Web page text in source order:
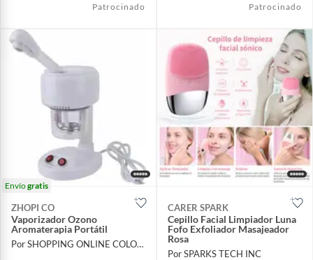
Patrocinado Patrocinado
Envíogratis
ZHOPI CO
Vaporizador Ozono
Aromaterapia Portátil
Por SHOPPING ONLINE COLOMBIA SAS
CARER SPARK
Cepillo Facial Limpiador Luna
Fofo Exfoliador Masajeador
Rosa
Por SPARKS TECH INC